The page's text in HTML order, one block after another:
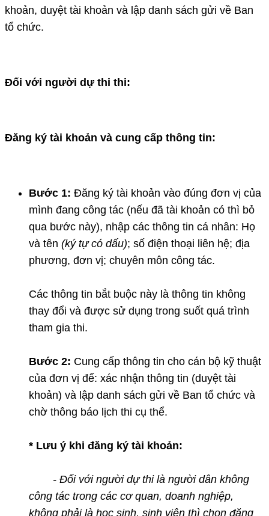
khoản, duyệt tài khoản và lập danh sách gửi về Ban
tổ chức.
Đối với người dự thi thi:
Đăng ký tài khoản và cung cấp thông tin:
Bước 1: Đăng ký tài khoản vào đúng đơn vị của
mình đang công tác (nếu đã tài khoản có thì bỏ
qua bước này), nhập các thông tin cá nhân: Họ
và tên (ký tự có dấu); số điện thoại liên hệ; địa
phương, đơn vị; chuyên môn công tác.
Các thông tin bắt buộc này là thông tin không
thay đổi và được sử dụng trong suốt quá trình
tham gia thi.
Bước 2: Cung cấp thông tin cho cán bộ kỹ thuật
của đơn vị để: xác nhận thông tin (duyệt tài
khoản) và lập danh sách gửi về Ban tổ chức và
chờ thông báo lịch thi cụ thể.
* Lưu ý khi đăng ký tài khoản:
- Đối với người dự thi là người dân không
công tác trong các cơ quan, doanh nghiệp,
không phải là học sinh, sinh viên thì chọn đăng